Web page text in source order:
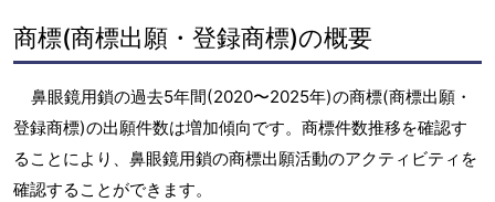
商標(商標出願・登録商標)の概要
鼻眼鏡用鎖の過去5年間(2020〜2025年)の商標(商標出願・
登録商標)の出願件数は増加傾向です。商標件数推移を確認す
ることにより、鼻眼鏡用鎖の商標出願活動のアクティビティを
確認することができます。